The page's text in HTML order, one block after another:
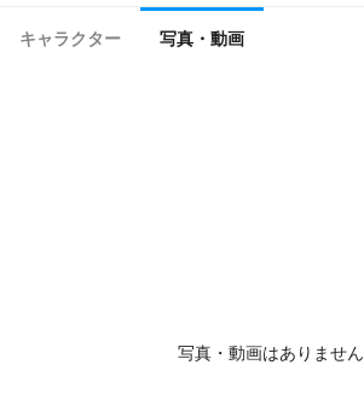
キャラクター 写真・動画
写真・動画はありません